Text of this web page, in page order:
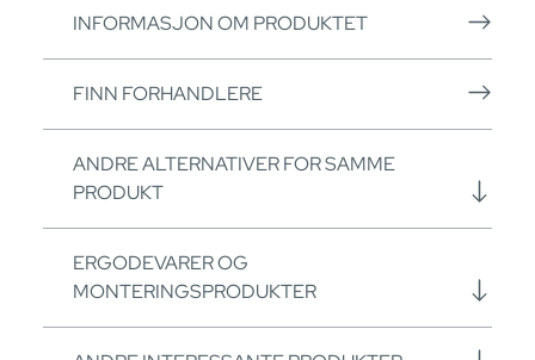
INFORMASJON OM PRODUKTET
FINN FORHANDLERE
ANDRE ALTERNATIVER FOR SAMME
PRODUKT
ERGODEVARER OG
MONTERINGSPRODUKTER